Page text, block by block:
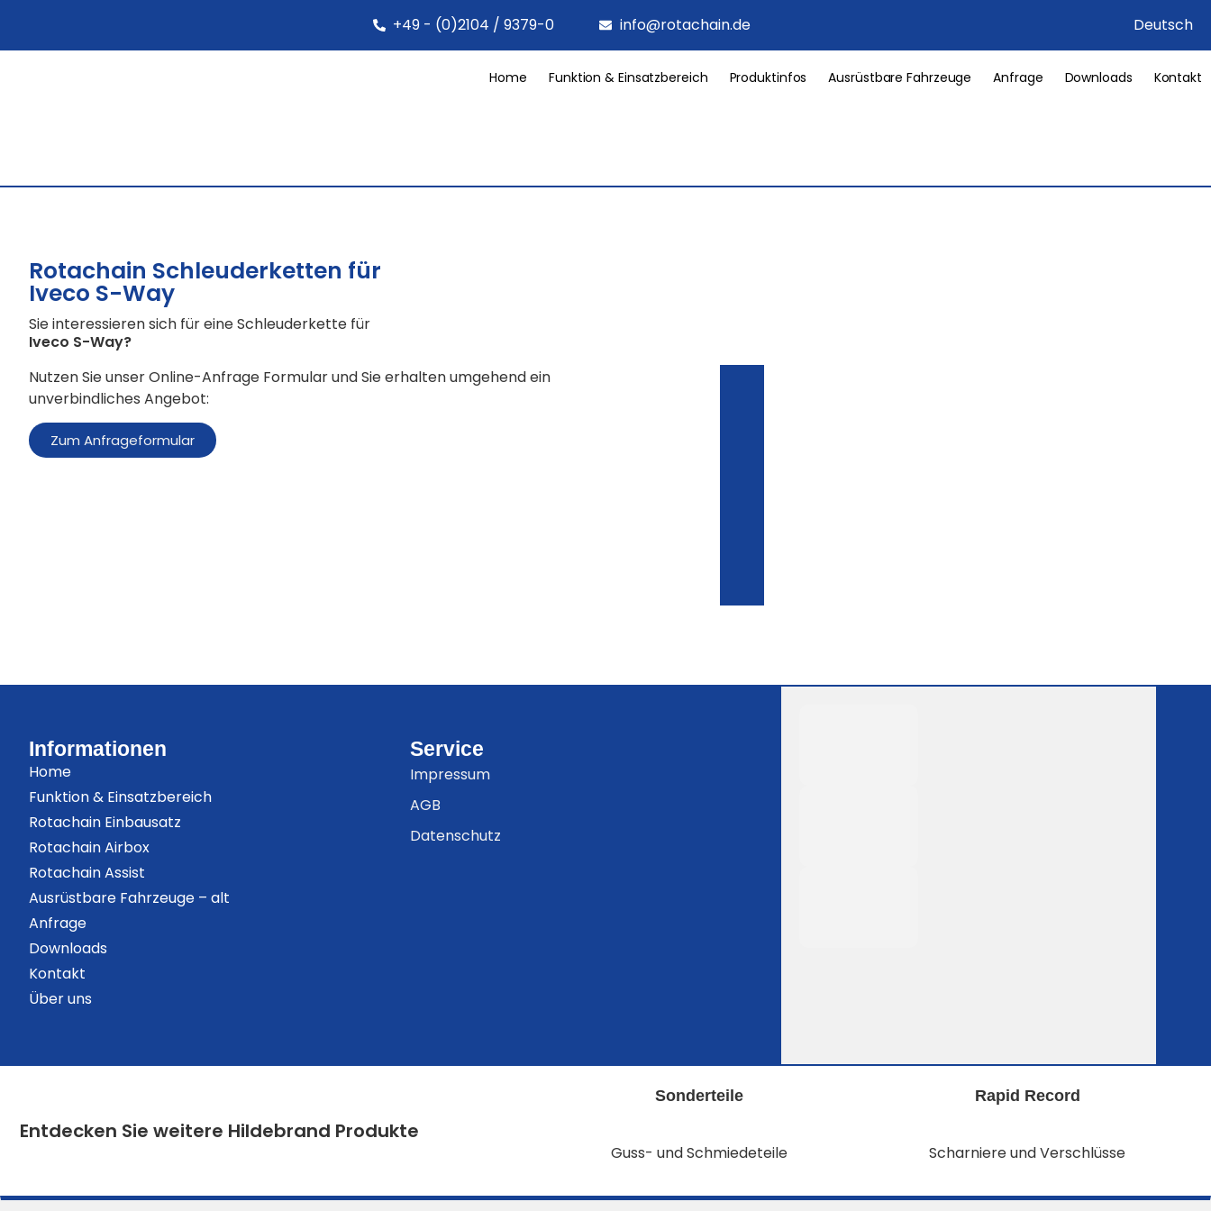
Deutsch
+49 - (0)2104 / 9379-0 info@rotachain.de
Home Funktion & Einsatzbereich Produktinfos Ausrüstbare Fahrzeuge Anfrage Downloads Kontakt
Rotachain Schleuderketten für
Iveco S-Way
Sie interessieren sich für eine Schleuderkette für
Iveco S-Way?
Nutzen Sie unser Online-Anfrage Formular und Sie erhalten umgehend ein
unverbindliches Angebot:
Zum Anfrageformular
Informationen
Home
Funktion & Einsatzbereich
Rotachain Einbausatz
Rotachain Airbox
Rotachain Assist
Ausrüstbare Fahrzeuge – alt
Anfrage
Downloads
Kontakt
Über uns
Service
Impressum
AGB
Datenschutz
Entdecken Sie weitere Hildebrand Produkte
Sonderteile
Guss- und Schmiedeteile
Rapid Record
Scharniere und Verschlüsse